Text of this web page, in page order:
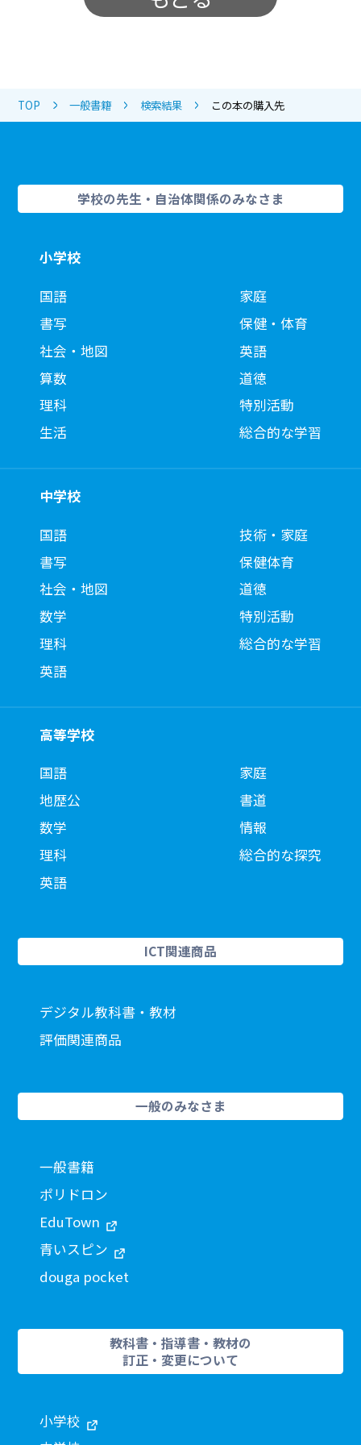
TOP 一般書籍 検索結果 この本の購入先
学校の先生・自治体関係のみなさま
小学校
国語
書写
社会・地図
算数
理科
生活
家庭
保健・体育
英語
道徳
特別活動
総合的な学習
中学校
国語
書写
社会・地図
数学
理科
英語
技術・家庭
保健体育
道徳
特別活動
総合的な学習
高等学校
国語
地歴公
数学
理科
英語
家庭
書道
情報
総合的な探究
ICT関連商品
デジタル教科書・教材
評価関連商品
一般のみなさま
一般書籍
ポリドロン
EduTown
青いスピン
douga pocket
教科書・指導書・教材の
訂正・変更について
小学校